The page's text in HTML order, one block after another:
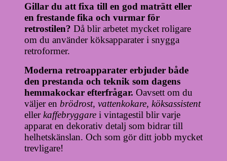
Gillar du att fixa till en god maträtt eller
en frestande fika och vurmar för
retrostilen? Då blir arbetet mycket roligare
om du använder köksapparater i snygga
retroformer.
Moderna retroapparater erbjuder både
den prestanda och teknik som dagens
hemmakockar efterfrågar. Oavsett om du
väljer en brödrost, vattenkokare, köksassistent
ellerkaffebryggare i vintagestil blir varje
apparat en dekorativ detalj som bidrar till
helhetskänslan. Och som gör ditt jobb mycket
trevligare!